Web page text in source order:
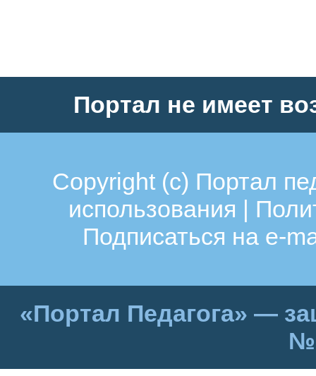
Портал не имеет
Copyright (c) Портал
использования |
Подписаться на e-
«Портал Педагога» —